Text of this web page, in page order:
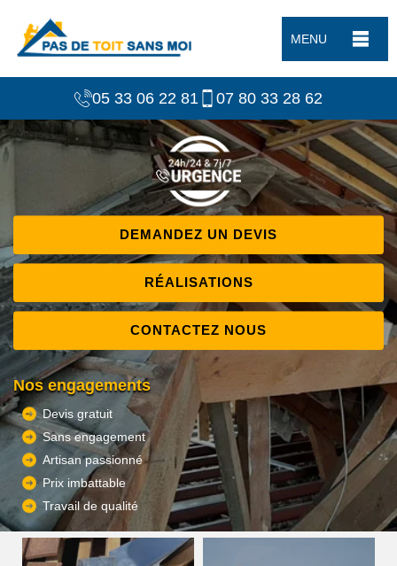
MENU
05 33 06 22 81 07 80 33 28 62
DEMANDEZ UN DEVIS
RÉALISATIONS
CONTACTEZ NOUS
Nos engagements
Devis gratuit
Sans engagement
Artisan passionné
Prix imbattable
Travail de qualité